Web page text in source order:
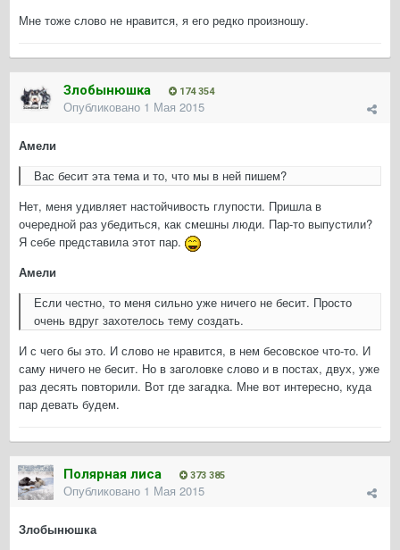
Мне тоже слово не нравится, я его редко произношу.
Злобынюшка 174 354
Опубликовано 1 Мая 2015
Амели
Вас бесит эта тема и то, что мы в ней пишем?
Нет, меня удивляет настойчивость глупости. Пришла в
очередной раз убедиться, как смешны люди. Пар-то выпустили?
Я себе представила этот пар.
Амели
Если честно, то меня сильно уже ничего не бесит. Просто
очень вдруг захотелось тему создать.
И с чего бы это. И слово не нравится, в нем бесовское что-то. И
саму ничего не бесит. Но в заголовке слово и в постах, двух, уже
раз десять повторили. Вот где загадка. Мне вот интересно, куда
пар девать будем.
Полярная лиса 373 385
Опубликовано 1 Мая 2015
Злобынюшка